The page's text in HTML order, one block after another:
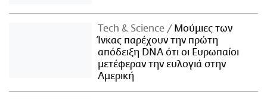
Τech & Science
Μούμιες των
Ίνκας παρέχουν την πρώτη
απόδειξη DNA ότι οι Ευρωπαίοι
μετέφεραν την ευλογιά στην
Αμερική